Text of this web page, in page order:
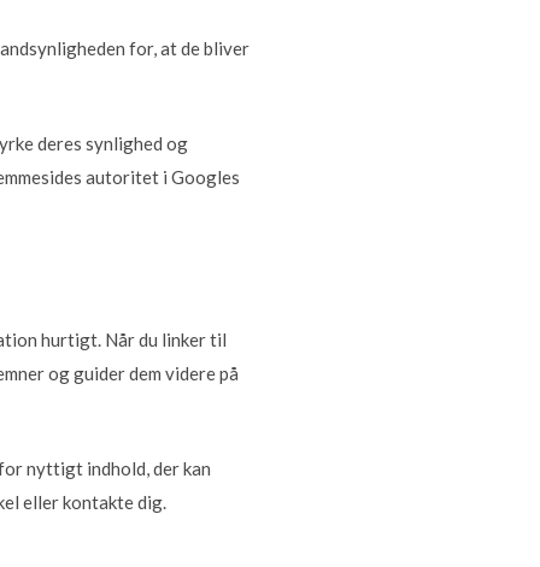
for, at de bliver
deres synlighed og
autoritet i Googles
hurtigt. Når du linker til
og guider dem videre på
nyttigt indhold, der kan
eller kontakte dig.